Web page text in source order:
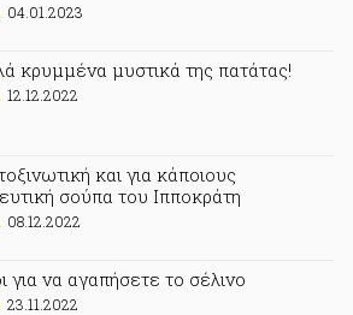
04.01.2023
κρυμμένα μυστικά της πατάτας!
12.12.2022
και για κάποιους
σούπα του Ιπποκράτη
08.12.2022
για να αγαπήσετε το σέλινο
23.11.2022